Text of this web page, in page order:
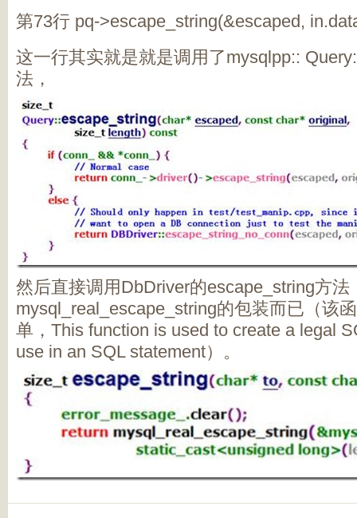
第73行 pq->escape_string(&escaped,
这一行其实就是就是调用了mysqlpp::
法，
然后直接调用DbDriver的escape_string方
mysql_real_escape_string的包装而已（该
单，This function is used to create a legal
use in an SQL statement）。